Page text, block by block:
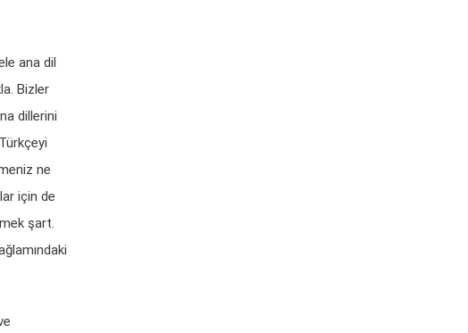
ana dil
Bizler
dillerini
ne
için de
şart.